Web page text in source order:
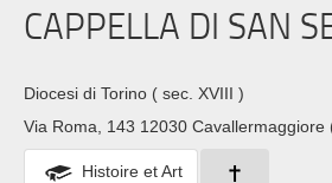
CAPPELLA DI SAN
Diocesi di Torino ( sec. XVIII )
Via Roma, 143 12030 Cavallermaggiore
Histoire et Art